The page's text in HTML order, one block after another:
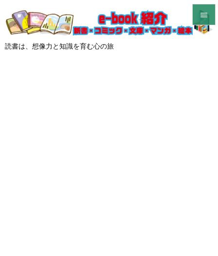
読書は、想像力と知識を育む心の旅

